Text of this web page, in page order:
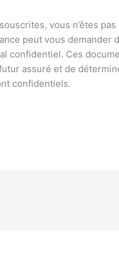
vous n’êtes
peut vous
confidentiel. Ces
assuré et de
confidentiels.